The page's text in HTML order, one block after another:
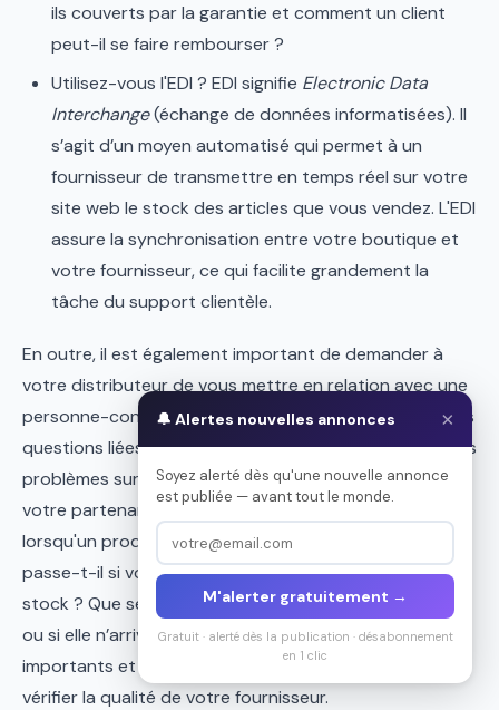
ils couverts par la garantie et comment un client
peut-il se faire rembourser ?
Utilisez-vous l'EDI ? EDI signifie Electronic Data
Interchange(échange de données informatisées). Il
s’agit d’un moyen automatisé qui permet à un
fournisseur de transmettre en temps réel sur votre
site web le stock des articles que vous vendez. L'EDI
assure la synchronisation entre votre boutique et
votre fournisseur, ce qui facilite grandement la
tâche du support clientèle.
En outre, il est également important de demander à
votre distributeur de vous mettre en relation avec une
personne-contact unique qui se chargera de traiter les
questions liées au support-client et régler les éventuels
problèmes sur les produits qui surviennent durant
votre partenariat. Par exemple, que se passe-t-il
lorsqu'un produit est en rupture de stock ? Que se
passe-t-il si vous vendez un produit qui n'est plus en
stock ? Que se passe-t-il si l'expédition est en retard
ou si elle n’arrive pas à temps ? Tous ces facteurs sont
importants et vous devriez bien prendre le temps de
vérifier la qualité de votre fournisseur.
🔔 Alertes nouvelles annonces ×
Soyez alerté dès qu'une nouvelle annonce
est publiée — avant tout le monde.
M'alerter gratuitement →
Gratuit · alerté dès la publication · désabonnement
en 1 clic